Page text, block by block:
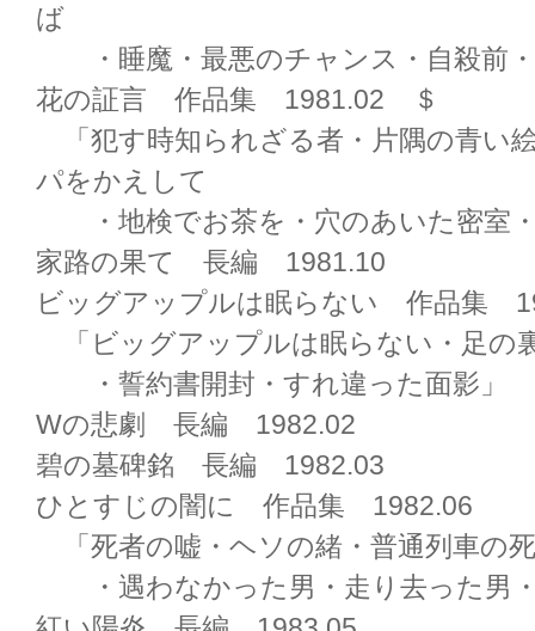
ば
・睡魔・最悪のチャンス・自殺前・
花の証言 作品集 1981.02 ＄
「犯す時知られざる者・片隅の青い
パをかえして
・地検でお茶を・穴のあいた密室
家路の果て 長編 1981.10
ビッグアップルは眠らない 作品集
「ビッグアップルは眠らない・足の
・誓約書開封・すれ違った面影」
Wの悲劇 長編 1982.02
碧の墓碑銘 長編 1982.03
ひとすじの闇に 作品集 1982.06
「死者の嘘・ヘソの緒・普通列車の
・遇わなかった男・走り去った男